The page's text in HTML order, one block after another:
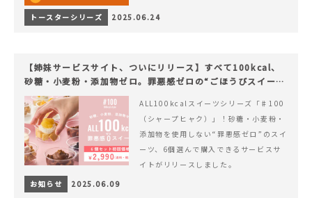
トースターシリーズ 2025.06.24
【姉妹サービスサイト、ついにリリース】すべて100kcal、
砂糖・小麦粉・添加物ゼロ。罪悪感ゼロの“ごほうびスイー
ツ”『#100（シャープ100）』
ALL100kcalスイーツシリーズ「♯100
（シャープヒャク）」！砂糖・小麦粉・
添加物を使用しない“罪悪感ゼロ”のスイ
ーツ、6個選んで購入できるサービスサ
イトがリリースしました。
お知らせ
2025.06.09